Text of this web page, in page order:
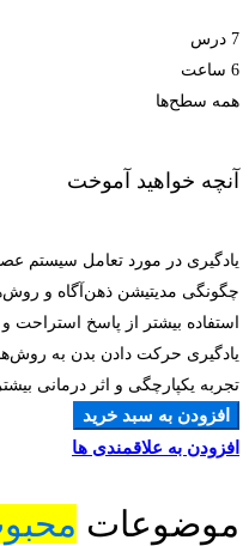
7 درس
6 ساعت
همه سطح‌ها
آنچه خواهید آموخت
یادگیری در مورد تعامل سیستم
چگونگی مدیتیشن ذهن‌آگاه و
استفاده بیشتر از پاسخ استراحت
یادگیری حرکت دادن بدن به
تجربه یکپارچگی و اثر درمانی
افزودن به سبد خرید
افزودن به علاقمندی ها
موضوعات